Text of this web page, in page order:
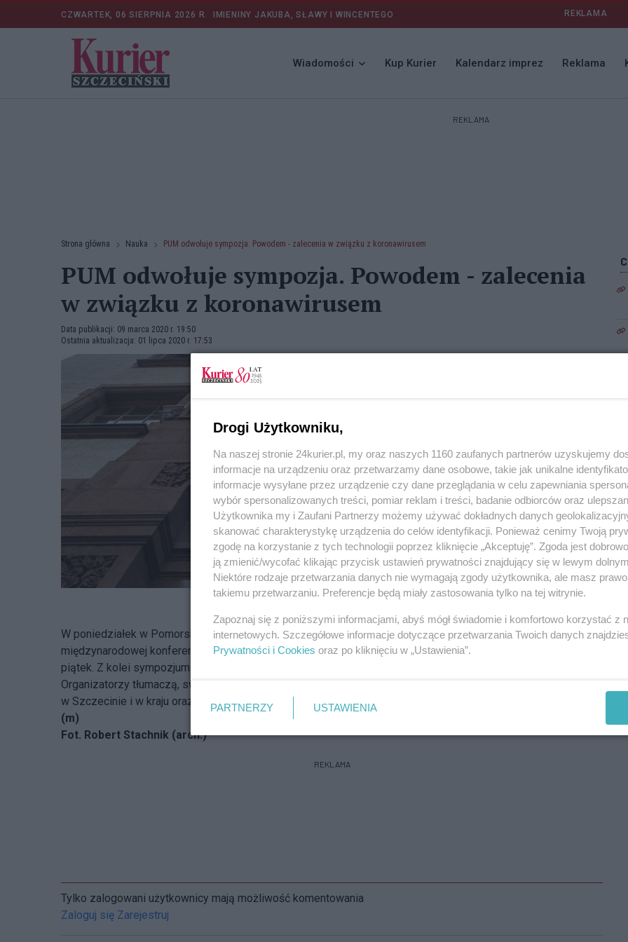
CZWARTEK, 06 SIERPNIA 2026 R. IMIENINY JAKUBA, SŁAWY I WINCENTEGO REKLAMA
Wiadomości Kup Kurier Kalendarz imprez Reklama
REKLAMA
Strona główna Nauka PUM odwołuje sympozja. Powodem - zalecenia w związku z koronawirusem
PUM odwołuje sympozja. Powodem - zalecenia
w związku z koronawirusem
Data publikacji: 09 marca 2020 r. 19:50
Ostatnia aktualizacja: 01 lipca 2020 r. 17:53
W poniedziałek w Pomorskim Uniwersytecie Medycznym zdecydowano o odwołaniu ogólnopolskiej i
międzynarodowej konferencji studentów uczelni medycznych, która miała się rozpocząć już w najbliższy
piątek. Z kolei sympozjum dotyczące chorób autoimmunologicznych przeniesiono z 21 marca na listopad.
Organizatorzy tłumaczą, swoją decyzję o odwołaniu spotkań studentów i lekarzy, "s
w Szczecinie i w kraju oraz zaleceniem Głównego Inspektora Sanitarnego".
(m)
Fot. Robert Stachnik (arch.)
REKLAMA
Tylko zalogowani użytkownicy mają możliwość komentowania
Zaloguj się Zarejestruj
Drogi Użytkowniku,
Na naszej stronie 24kurier.pl, my oraz naszych 1160 zaufanych partnerów uzyskujemy
informacje na urządzeniu oraz przetwarzamy dane osobowe, takie jak unikalne
informacje wysyłane przez urządzenie czy dane przeglądania w celu zapewniania
wybór spersonalizowanych treści, pomiar reklam i treści, badanie odbiorców oraz
Użytkownika my i Zaufani Partnerzy możemy używać dokładnych danych
skanować charakterystykę urządzenia do celów identyfikacji. Ponieważ cenimy Twoją
zgodę na korzystanie z tych technologii poprzez kliknięcie „Akceptuję”. Zgoda jest
ją zmienić/wycofać klikając przycisk ustawień prywatności znajdujący się w lewym
Niektóre rodzaje przetwarzania danych nie wymagają zgody użytkownika, ale masz
takiemu przetwarzaniu. Preferencje będą miały zastosowania tylko na tej witrynie.
Zapoznaj się z poniższymi informacjami, abyś mógł świadomie i komfortowo korzystać z
internetowych. Szczegółowe informacje dotyczące przetwarzania Twoich danych
Prywatności i Cookies oraz po kliknięciu w „Ustawienia”.
PARTNERZY USTAWIENIA